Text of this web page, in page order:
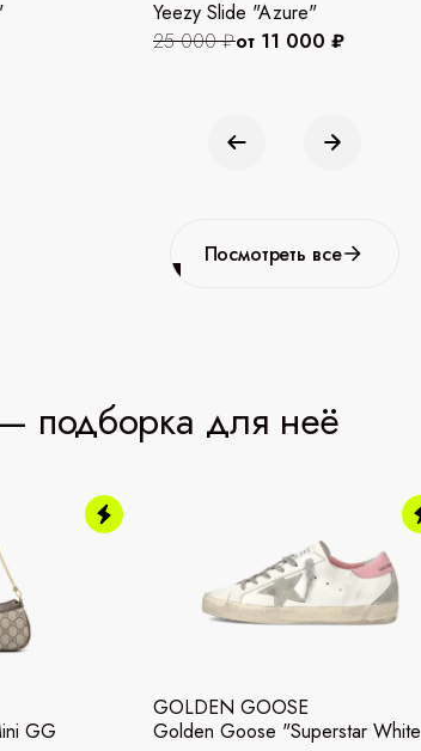
Yeezy Slide "Azure"
25 000 ₽от 11 000 ₽
Посмотреть все
подборка для неё
GG
GOLDEN GOOSE
Golden Goose "Superstar White